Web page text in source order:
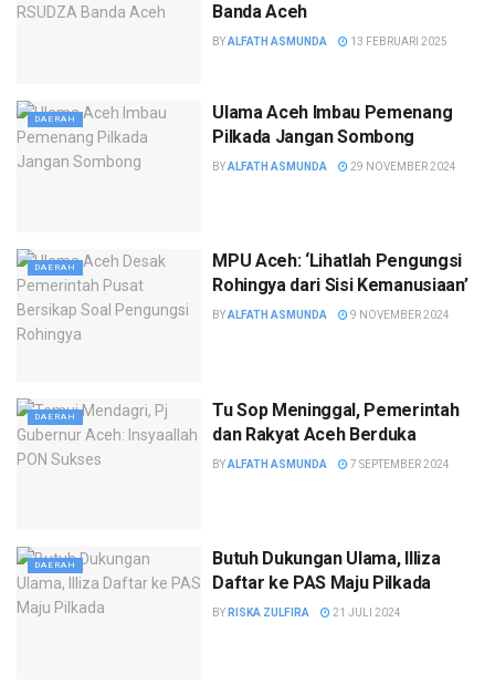
Banda Aceh
BYALFATH ASMUNDA 13 FEBRUARI 2025
DAERAH
Ulama Aceh Imbau Pemenang
Pilkada Jangan Sombong
BYALFATH ASMUNDA 29 NOVEMBER 2024
DAERAH
MPU Aceh: ‘Lihatlah Pengungsi
Rohingya dari Sisi Kemanusiaan’
BYALFATH ASMUNDA 9 NOVEMBER 2024
DAERAH
Tu Sop Meninggal, Pemerintah
dan Rakyat Aceh Berduka
BYALFATH ASMUNDA 7 SEPTEMBER 2024
DAERAH
Butuh Dukungan Ulama, Illiza
Daftar ke PAS Maju Pilkada
BY RISKA ZULFIRA 21 JULI 2024